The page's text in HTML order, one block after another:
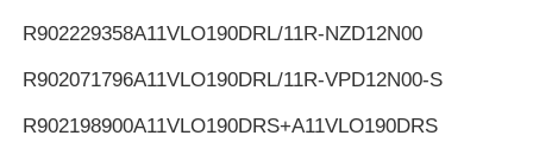
R902229358A11VLO190DRL/11R-NZD12N00
R902071796A11VLO190DRL/11R-VPD12N00-S
R902198900A11VLO190DRS+A11VLO190DRS